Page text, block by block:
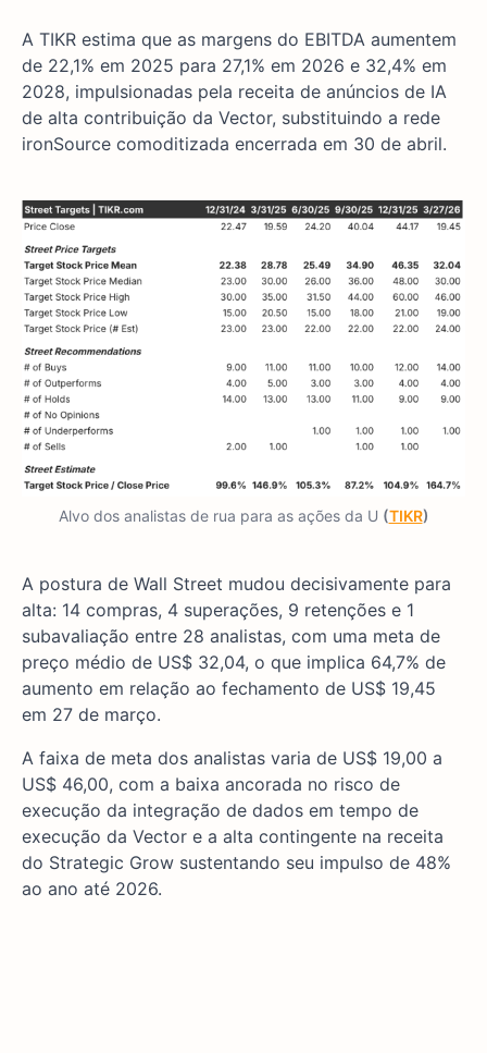
A TIKR estima que as margens do EBITDA aumentem
de 22,1% em 2025 para 27,1% em 2026 e 32,4% em
2028, impulsionadas pela receita de anúncios de IA
de alta contribuição da Vector, substituindo a rede
ironSource comoditizada encerrada em 30 de abril.
Alvo dos analistas de rua para as ações da U (TIKR)
A postura de Wall Street mudou decisivamente para
alta: 14 compras, 4 superações, 9 retenções e 1
subavaliação entre 28 analistas, com uma meta de
preço médio de US$ 32,04, o que implica 64,7% de
aumento em relação ao fechamento de US$ 19,45
em 27 de março.
A faixa de meta dos analistas varia de US$ 19,00 a
US$ 46,00, com a baixa ancorada no risco de
execução da integração de dados em tempo de
execução da Vector e a alta contingente na receita
do Strategic Grow sustentando seu impulso de 48%
ao ano até 2026.